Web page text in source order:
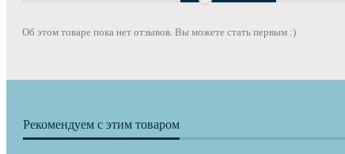
Об этом товаре пока нет отзывов. Вы можете стать первым :)
Рекомендуем с этим товаром